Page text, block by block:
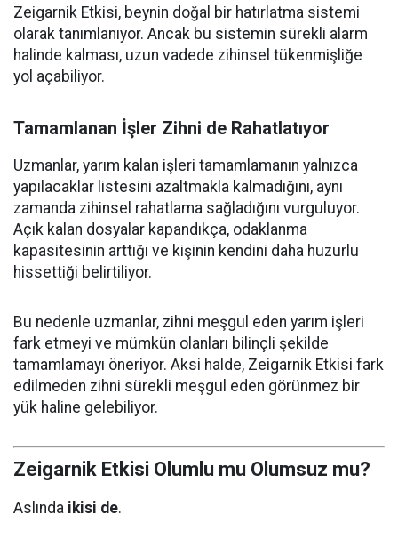
Zeigarnik Etkisi, beynin doğal bir hatırlatma sistemi
olarak tanımlanıyor. Ancak bu sistemin sürekli alarm
halinde kalması, uzun vadede zihinsel tükenmişliğe
yol açabiliyor.
Tamamlanan İşler Zihni de Rahatlatıyor
Uzmanlar, yarım kalan işleri tamamlamanın yalnızca
yapılacaklar listesini azaltmakla kalmadığını, aynı
zamanda zihinsel rahatlama sağladığını vurguluyor.
Açık kalan dosyalar kapandıkça, odaklanma
kapasitesinin arttığı ve kişinin kendini daha huzurlu
hissettiği belirtiliyor.
Bu nedenle uzmanlar, zihni meşgul eden yarım işleri
fark etmeyi ve mümkün olanları bilinçli şekilde
tamamlamayı öneriyor. Aksi halde, Zeigarnik Etkisi fark
edilmeden zihni sürekli meşgul eden görünmez bir
yük haline gelebiliyor.
Zeigarnik Etkisi Olumlu mu Olumsuz mu?
Aslında ikisi de.